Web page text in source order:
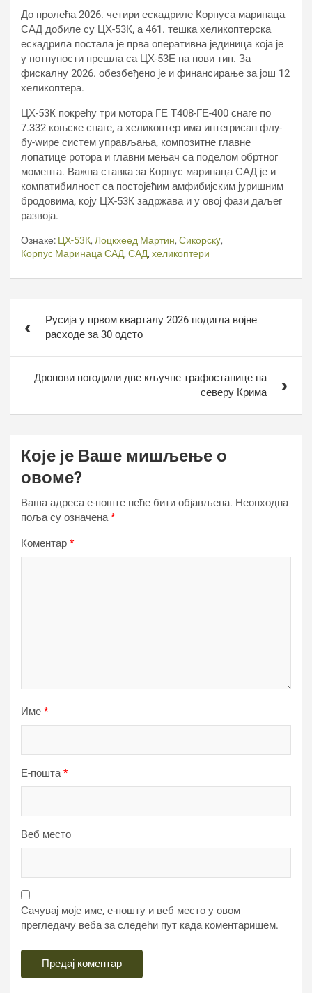
До пролећа 2026. четири ескадриле Корпуса маринаца
САД добиле су ЦХ-53К, а 461. тешка хеликоптерска
ескадрила постала је прва оперативна јединица која је
у потпуности прешла са ЦХ-53Е на нови тип. За
фискалну 2026. обезбеђено је и финансирање за још 12
хеликоптера.
ЦХ-53К покрећу три мотора ГЕ Т408-ГЕ-400 снаге по
7.332 коњске снаге, а хеликоптер има интегрисан флy-
бy-wире систем управљања, композитне главне
лопатице ротора и главни мењач са поделом обртног
момента. Важна ставка за Корпус маринаца САД је и
компатибилност са постојећим амфибијским јуришним
бродовима, коју ЦХ-53К задржава и у овој фази даљег
развоја.
Ознаке: ЦХ-53К, Лоцкхеед Мартин, Сикорскy,
Корпус Маринаца САД, САД, хеликоптери
чланкаРусија у првом кварталу 2026 подигла војне
расходе за 30 одсто
Дронови погодили две кључне трафостанице на
северу Крима
Које је Ваше мишљење о
овоме?
Ваша адреса е-поште неће бити објављена. Неопходна
поља су означена*
Коментар *
Име *
Е-пошта*
Веб место
Сачувај моје име, е-пошту и веб место у овом
прегледачу веба за следећи пут када коментаришем.